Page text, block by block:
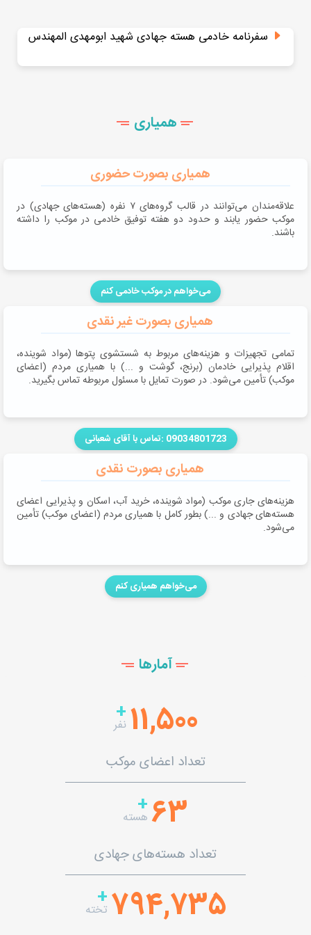
سفرنامه خادمی هسته جهادی شهید ابومهدی المهندس
همیاری
همیاری بصورت حضوری
علاقه‌مندان می‌توانند در قالب گروه‌های ۷ نفره (هسته‌های جهادی) در
موکب حضور یابند و حدود دو هفته توفیق خادمی در موکب را داشته
باشند.
می‌خواهم در موکب خادمی کنم
همیاری بصورت غیر نقدی
تمامی تجهیزات و هزینه‌های مربوط به شستشوی پتوها (مواد شوینده،
اقلام پذیرایی خادمان (برنج، گوشت و ...) با همیاری مردم (اعضای
موکب) تأمین می‌شود. در صورت تمایل با مسئول مربوطه تماس بگیرید.
09034801723 :تماس با آقای شعبانی
همیاری بصورت نقدی
هزینه‌های جاری موکب (مواد شوینده، خرید آب، اسکان و پذیرایی اعضای
هسته‌های جهادی و ...) بطور کامل با همیاری مردم (اعضای موکب) تأمین
می‌شود.
می‌خواهم همیاری کنم
آمارها
11,500
+
نفر
تعداد اعضای موکب
63
+
هسته
تعداد هسته‌‌های جهادی
794,735
+
تخته